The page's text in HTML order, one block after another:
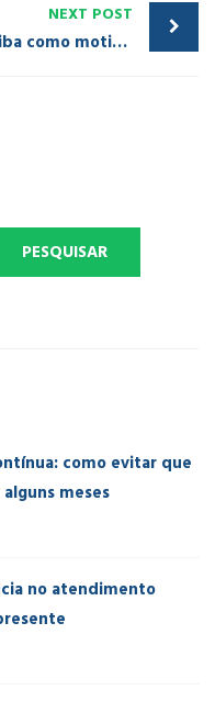
NEXT POST
Saiba como motivar a sua equipe de vendas com a política da empresa [Aula 3 – Mód. 2]
PESQUISAR
como evitar que
meses
no atendimento